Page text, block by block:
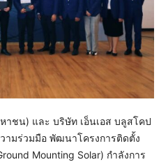
าชน) และ บริษัท เอ็นเอส บลูสโคป
มร่วมมือ พัฒนาโครงการติดตั้ง
Mounting Solar) กำลังการ